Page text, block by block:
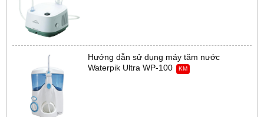
Hướng dẫn sử dụng máy tăm nước
Waterpik Ultra WP-100
KM